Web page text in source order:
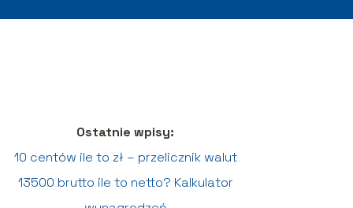
Ostatnie wpisy:
10 centów ile to zł – przelicznik walut
13500 brutto ile to netto? Kalkulator